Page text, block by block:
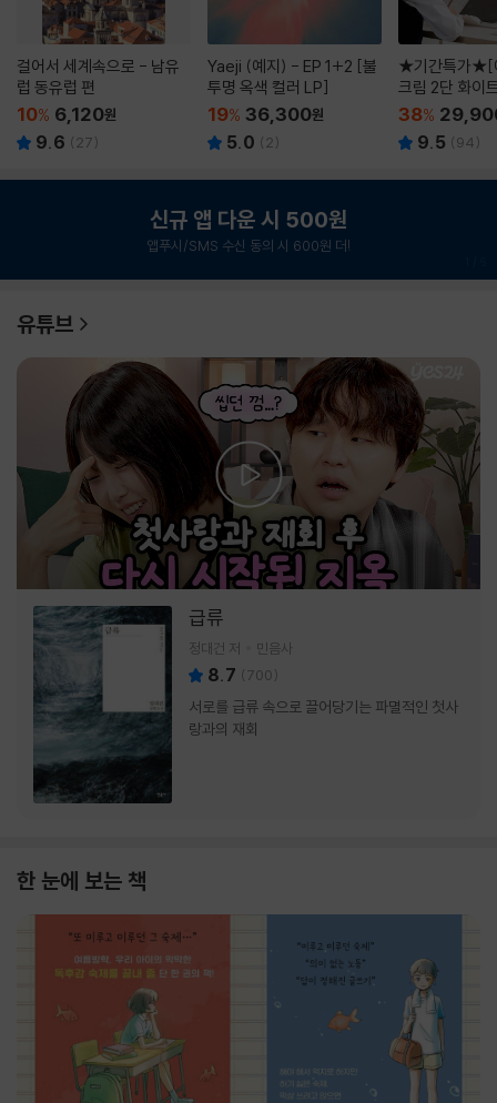
걸어서 세계속으로 - 남유
럽 동유럽 편
10% 6,120원
9.6 ( 27)
Yaeji (예지) - EP 1+2 [불
투명 옥색 컬러 LP]
19% 36,300원
5.0 ( 2)
★기간특가★[
크림 2단 화이
38%
9.5 (94)
신규 앱 다운 시 500원
앱푸시/SMS 수신 동의 시 600원 더!
유튜브
급류
정대건 저 민음사
8.7 (700)
서로를 급류 속으로 끌어당기는 파멸적인 첫사
랑과의 재회
한 눈에 보는 책